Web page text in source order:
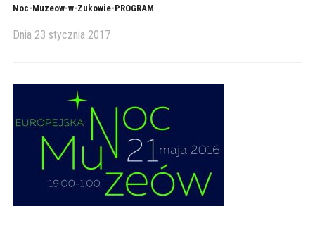
Noc-Muzeow-w-Zukowie-PROGRAM
Dnia 23 stycznia 2017